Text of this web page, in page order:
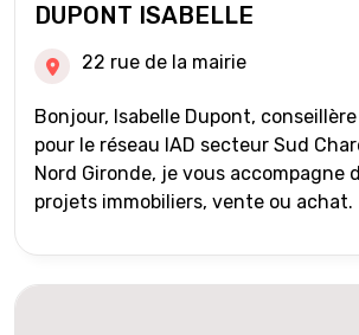
DUPONT ISABELLE
22 rue de la mairie
Bonjour, Isabelle Dupont,
pour le réseau IAD secteur Sud
Nord Gironde, je vous accompagne
projets immobiliers, vente ou achat.